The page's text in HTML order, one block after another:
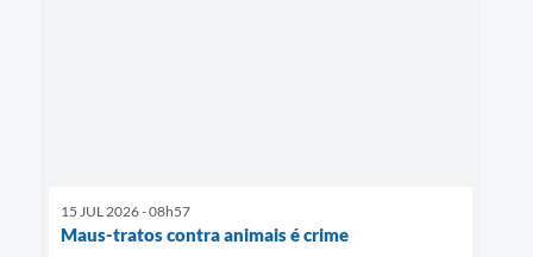
15 JUL 2026 - 08h57
Maus-tratos contra animais é crime